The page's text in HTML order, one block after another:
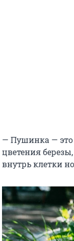
— Пушинка — это
цветения
внутрь клетки